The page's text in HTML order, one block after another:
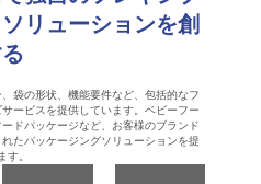
リューションを創
袋の形状、機能要件など、包括的なフ
ービスを提供しています。ベビーフー
ドパッケージなど、お客様のブランド
たパッケージングソリューションを提
す。